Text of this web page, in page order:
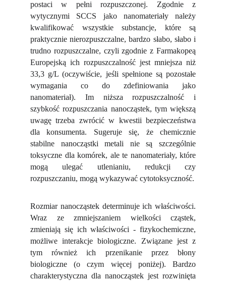
postaci w pełni rozpuszczonej. Zgodnie z
wytycznymi SCCS jako nanomateriały należy
kwalifikować wszystkie substancje, które są
praktycznie nierozpuszczalne, bardzo słabo, słabo i
trudno rozpuszczalne, czyli zgodnie z Farmakopeą
Europejską ich rozpuszczalność jest mniejsza niż
33,3 g/L (oczywiście, jeśli spełnione są pozostałe
wymagania co do zdefiniowania jako
nanomateriał). Im niższa rozpuszczalność i
szybkość rozpuszczania nanocząstek, tym większą
uwagę trzeba zwrócić w kwestii bezpieczeństwa
dla konsumenta. Sugeruje się, że chemicznie
stabilne nanocząstki metali nie są szczególnie
toksyczne dla komórek, ale te nanomateriały, które
mogą ulegać utlenianiu, redukcji czy
rozpuszczaniu, mogą wykazywać cytotoksyczność.
Rozmiar nanocząstek determinuje ich właściwości.
Wraz ze zmniejszaniem wielkości cząstek,
zmieniają się ich właściwości - fizykochemiczne,
możliwe interakcje biologiczne. Związane jest z
tym również ich przenikanie przez błony
biologiczne (o czym więcej poniżej). Bardzo
charakterystyczna dla nanocząstek jest rozwinięta